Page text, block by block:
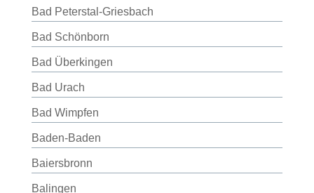
Bad Peterstal-Griesbach
Bad Schönborn
Bad Überkingen
Bad Urach
Bad Wimpfen
Baden-Baden
Baiersbronn
Balingen